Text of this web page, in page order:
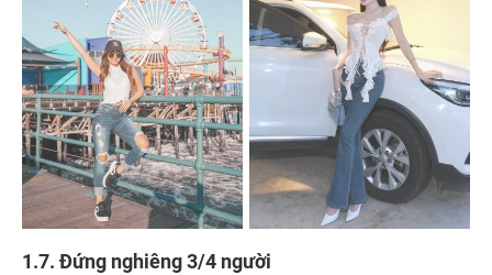
1.7. Đứng nghiêng 3/4 người